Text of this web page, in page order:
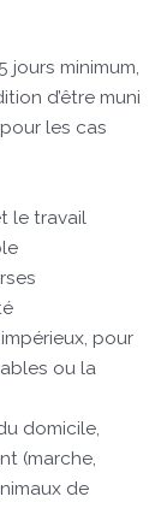
jours minimum,
d’être muni
les cas
le travail
pour
ou la
domicile,
(marche,
de